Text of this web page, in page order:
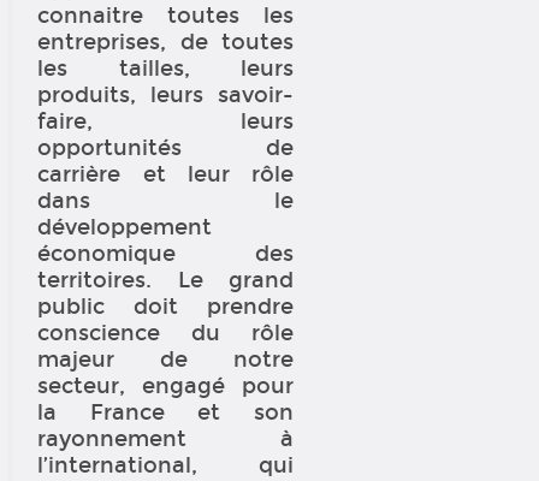
connaitre toutes les
entreprises, de toutes
les tailles, leurs
produits, leurs savoir-
faire, leurs
opportunités de
carrière et leur rôle
dans le
développement
économique des
territoires. Le grand
public doit prendre
conscience du rôle
majeur de notre
secteur, engagé pour
la France et son
rayonnement à
l’international, qui